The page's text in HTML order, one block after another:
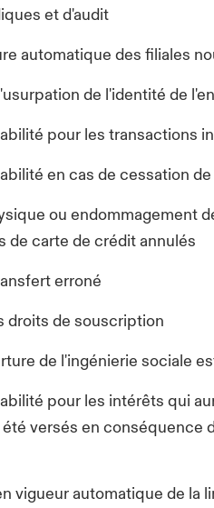
et d'audit
automatique des filiales
de l'identité de
pour les transactions
en cas de cessation
ou endommagement
de carte de crédit annulés
erroné
droits de souscription
de l'ingénierie sociale
pour les intérêts qui
été versés en conséquence
vigueur automatique de la